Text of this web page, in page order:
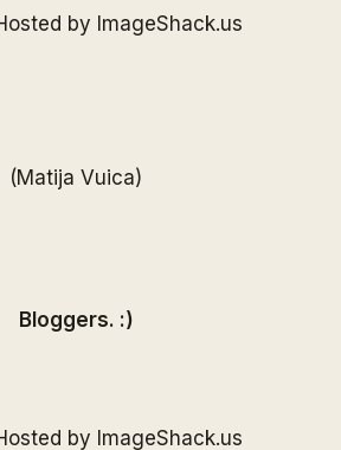
(Matija Vuica)
Bloggers. :)